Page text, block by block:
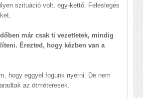
szituáció volt, egy-kettő. Felesleges
már csak ti vezettetek, mindig
Érezted, hogy kézben van a
hogy eggyel fogunk nyerni. De nem
az ötméteresek.